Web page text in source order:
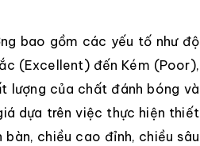
bao gồm các yếu tố như độ
(Excellent) đến Kém (Poor),
lượng của chất đánh bóng và
dựa trên việc thực hiện thiết
chiều cao đỉnh, chiều sâu